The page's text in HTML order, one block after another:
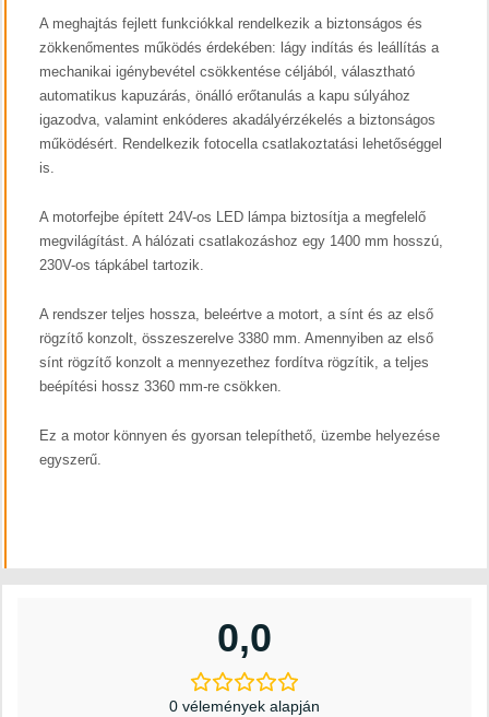
A meghajtás fejlett funkciókkal rendelkezik a biztonságos és
zökkenőmentes működés érdekében: lágy indítás és leállítás a
mechanikai igénybevétel csökkentése céljából, választható
automatikus kapuzárás, önálló erőtanulás a kapu súlyához
igazodva, valamint enkóderes akadályérzékelés a biztonságos
működésért. Rendelkezik fotocella csatlakoztatási lehetőséggel
is.
A motorfejbe épített 24V-os LED lámpa biztosítja a megfelelő
megvilágítást. A hálózati csatlakozáshoz egy 1400 mm hosszú,
230V-os tápkábel tartozik.
A rendszer teljes hossza, beleértve a motort, a sínt és az első
rögzítő konzolt, összeszerelve 3380 mm. Amennyiben az első
sínt rögzítő konzolt a mennyezethez fordítva rögzítik, a teljes
beépítési hossz 3360 mm-re csökken.
Ez a motor könnyen és gyorsan telepíthető, üzembe helyezése
egyszerű.
0,0
0 vélemények alapján